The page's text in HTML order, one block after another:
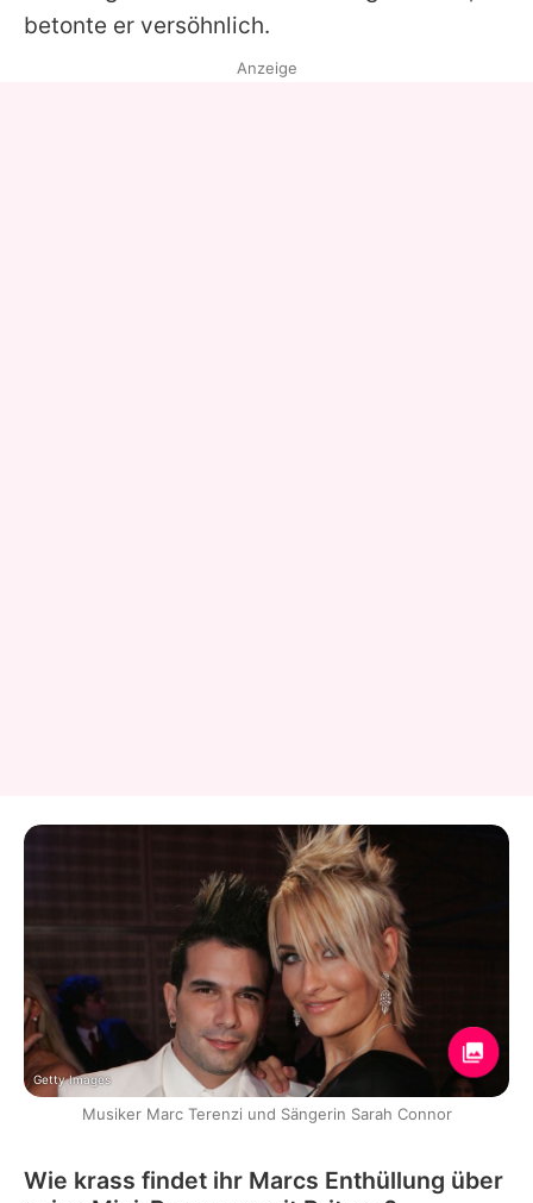
betonte er versöhnlich.
Anzeige
Getty Images
Musiker Marc Terenzi und Sängerin Sarah Connor
Wie krass findet ihr Marcs Enthüllung über